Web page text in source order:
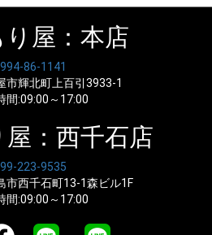
屋：本店
86-1141
市輝北町上百引3933-1
間:09:00～17:00
：西千石店
223-9535
市西千石町13-1森ビル1F
間:09:00～17:00